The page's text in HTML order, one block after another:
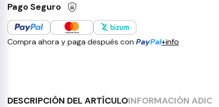
Pago Seguro
Compra ahora y paga después con PayPal+info
DESCRIPCIÓN DEL ARTÍCULOINFORMACIÓN